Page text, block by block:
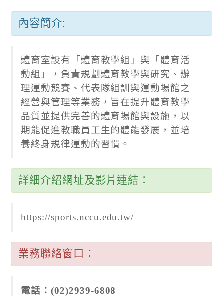
內容簡介:
體育室設有「體育教學組」與「體育活
動組」，負責規劃體育教學與研究、辦
理運動競賽、代表隊組訓與運動場館之
經營與管理等業務，旨在提升體育教學
品質並提供完善的體育場館與設施，以
期能促進教職員工生的體能發展，並培
養終身規律運動的習慣。
詳細介紹網址及影片連結：
https://sports.nccu.edu.tw/
業務聯絡窗口：
電話：(02)2939-6808